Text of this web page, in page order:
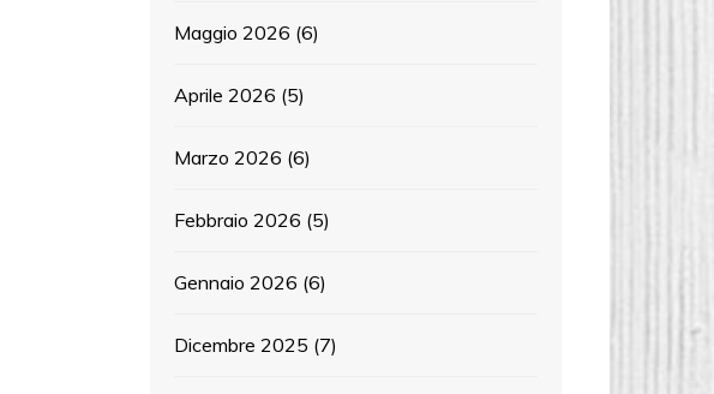
Maggio 2026 (6)
Aprile 2026 (5)
Marzo 2026 (6)
Febbraio 2026 (5)
Gennaio 2026 (6)
Dicembre 2025 (7)